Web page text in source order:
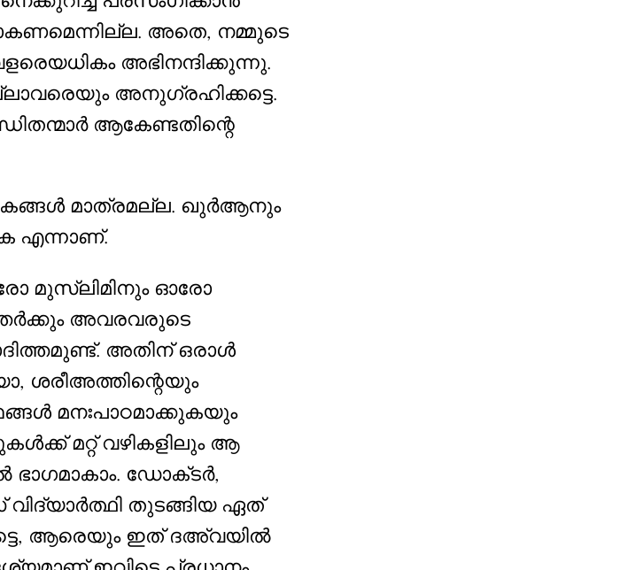
അതെ, നമ്മുടെ
അഭിനന്ദിക്കുന്നു.
അനുഗ്രഹിക്കട്ടെ.
ആകേണ്ടതിന്റെ
മാത്രമല്ല. ഖുർആനും
എന്നാണ്.
മുസ്ലിമിനും ഓരോ
അവരവരുടെ
അതിന് ഒരാൾ
ശരീഅത്തിന്റെയും
മനഃപാഠമാക്കുകയും
മറ്റ് വഴികളിലും ആ
ഡോക്‌ടർ,
തുടങ്ങിയ ഏത്
ആരെയും ഇത് ദഅ്‌വയിൽ